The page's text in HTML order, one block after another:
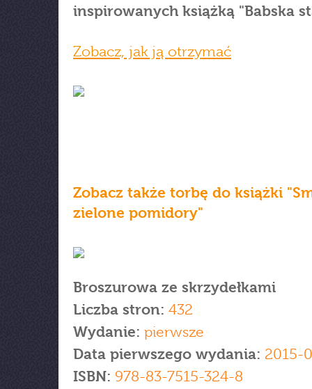
inspirowanych książką "Babska
Zobacz, jak ją otrzymać
Zobacz także torbę do książki
zielone pomidory"
Broszurowa ze skrzydełkami
Liczba stron: 432
Wydanie: pierwsze
Data pierwszego wydania: 2015-
ISBN: 978-83-7515-324-8